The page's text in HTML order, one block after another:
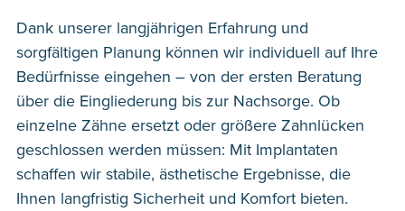
Dank unserer langjährigen Erfahrung und
sorgfältigen Planung können wir individuell auf Ihre
Bedürfnisse eingehen – von der ersten Beratung
über die Eingliederung bis zur Nachsorge. Ob
einzelne Zähne ersetzt oder größere Zahnlücken
geschlossen werden müssen: Mit Implantaten
schaffen wir stabile, ästhetische Ergebnisse, die
Ihnen langfristig Sicherheit und Komfort bieten.